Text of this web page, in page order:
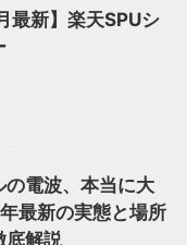
最新】楽天SPUシ
の電波、本当に大
最新の実態と場所
底解説